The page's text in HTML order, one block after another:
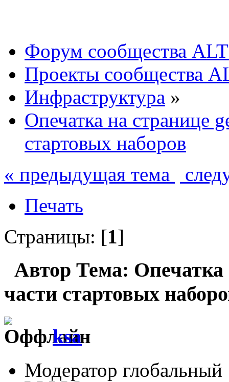
Форум сообщества
Проекты сообщества
Инфраструктура »
Опечатка на странице
стартовых наборов
« предыдущая тема
Печать
Страницы: [1]
Автор Тема: Опечатка
части стартовых
ksa
Модератор глобальный